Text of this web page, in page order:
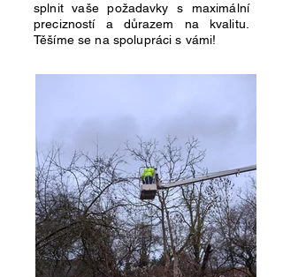
splnit vaše požadavky s maximální
precizností a důrazem na kvalitu.
Těšíme se na spolupráci s vámi!